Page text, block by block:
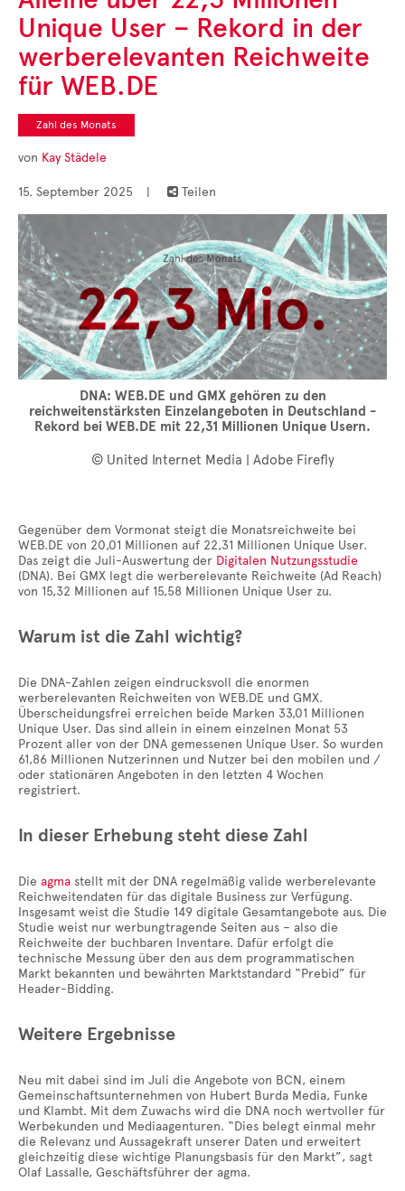
Cases
• Themen-Serien
• Kurzinterviews
Unique User – Rekord in der
werberelevanten Reichweite
für WEB.DE
Zahl des Monats
von Kay Städele
15. September 2025 |  Teilen
DNA: WEB.DE und GMX gehören zu den
reichweitenstärksten Einzelangeboten in Deutschland -
Rekord bei WEB.DE mit 22,31 Millionen Unique Usern.
© United Internet Media | Adobe Firefly
Gegenüber dem Vormonat steigt die Monatsreichweite bei
WEB.DE von 20,01 Millionen auf 22,31 Millionen Unique User.
Das zeigt die Juli-Auswertung der Digitalen Nutzungsstudie
(DNA). Bei GMX legt die werberelevante Reichweite (Ad Reach)
von 15,32 Millionen auf 15,58 Millionen Unique User zu.
Warum ist die Zahl wichtig?
Die DNA-Zahlen zeigen eindrucksvoll die enormen
werberelevanten Reichweiten von WEB.DE und GMX.
Überscheidungsfrei erreichen beide Marken 33,01 Millionen
Unique User. Das sind allein in einem einzelnen Monat 53
Prozent aller von der DNA gemessenen Unique User. So wurden
61,86 Millionen Nutzerinnen und Nutzer bei den mobilen und /
oder stationären Angeboten in den letzten 4 Wochen
registriert.
In dieser Erhebung steht diese Zahl
Die agma stellt mit der DNA regelmäßig valide werberelevante
Reichweitendaten für das digitale Business zur Verfügung.
Insgesamt weist die Studie 149 digitale Gesamtangebote aus. Die
Studie weist nur werbungtragende Seiten aus – also die
Reichweite der buchbaren Inventare. Dafür erfolgt die
technische Messung über den aus dem programmatischen
Markt bekannten und bewährten Marktstandard “Prebid” für
Header-Bidding.
Weitere Ergebnisse
Neu mit dabei sind im Juli die Angebote von BCN, einem
Gemeinschaftsunternehmen von Hubert Burda Media, Funke
und Klambt. Mit dem Zuwachs wird die DNA noch wertvoller für
Werbekunden und Mediaagenturen. “Dies belegt einmal mehr
die Relevanz und Aussagekraft unserer Daten und erweitert
gleichzeitig diese wichtige Planungsbasis für den Markt”, sagt
Olaf Lassalle, Geschäftsführer der agma.